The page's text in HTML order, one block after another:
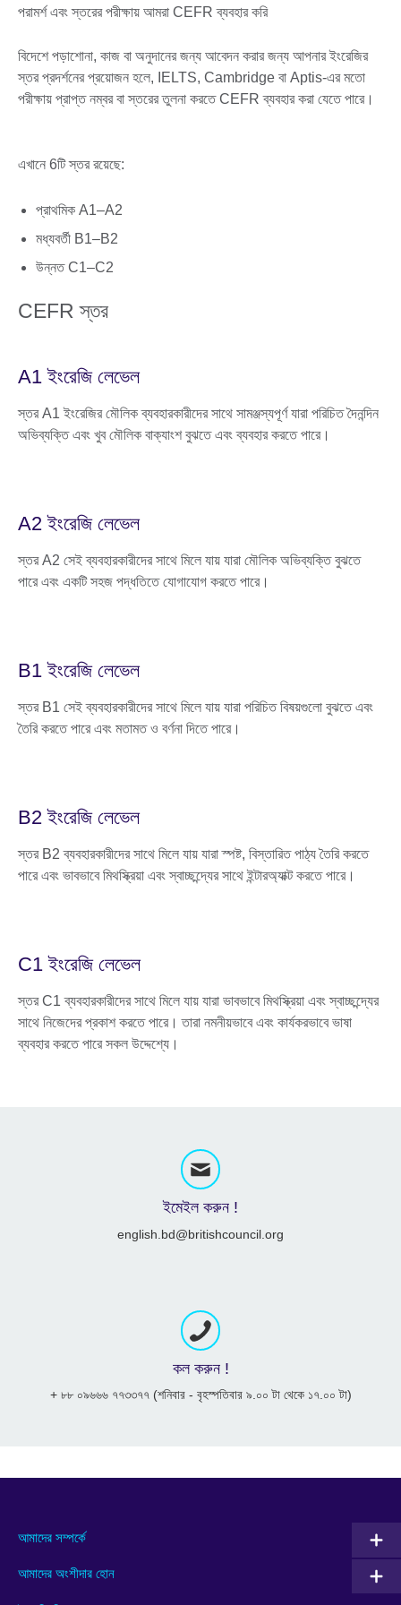
পরামর্শ এবং স্তরের পরীক্ষায় আমরা CEFR ব্যবহার করি
বিদেশে পড়াশোনা, কাজ বা অনুদানের জন্য আবেদন করার জন্য আপনার ইংরেজির
স্তর প্রদর্শনের প্রয়োজন হলে, IELTS, Cambridge বা Aptis-এর মতো
পরীক্ষায় প্রাপ্ত নম্বর বা স্তরের তুলনা করতে CEFR ব্যবহার করা যেতে পারে।
এখানে 6টি স্তর রয়েছে:
প্রাথমিক A1–A2
মধ্যবর্তী B1–B2
উন্নত C1–C2
CEFR স্তর
A1 ইংরেজি লেভেল
স্তর A1 ইংরেজির মৌলিক ব্যবহারকারীদের সাথে সামঞ্জস্যপূর্ণ যারা পরিচিত দৈনন্দিন
অভিব্যক্তি এবং খুব মৌলিক বাক্যাংশ বুঝতে এবং ব্যবহার করতে পারে।
A2 ইংরেজি লেভেল
স্তর A2 সেই ব্যবহারকারীদের সাথে মিলে যায় যারা মৌলিক অভিব্যক্তি বুঝতে
পারে এবং একটি সহজ পদ্ধতিতে যোগাযোগ করতে পারে।
B1 ইংরেজি লেভেল
স্তর B1 সেই ব্যবহারকারীদের সাথে মিলে যায় যারা পরিচিত বিষয়গুলো বুঝতে এবং
তৈরি করতে পারে এবং মতামত ও বর্ণনা দিতে পারে।
B2 ইংরেজি লেভেল
স্তর B2 ব্যবহারকারীদের সাথে মিলে যায় যারা স্পষ্ট, বিস্তারিত পাঠ্য তৈরি করতে
পারে এবং ভাবভাবে মিথস্ক্রিয়া এবং স্বাচ্ছন্দ্যের সাথে ইন্টারঅ্যাক্ট করতে পারে।
C1 ইংরেজি লেভেল
স্তর C1 ব্যবহারকারীদের সাথে মিলে যায় যারা ভাবভাবে মিথস্ক্রিয়া এবং স্বাচ্ছন্দ্যের
সাথে নিজেদের প্রকাশ করতে পারে। তারা নমনীয়ভাবে এবং কার্যকরভাবে ভাষা
ব্যবহার করতে পারে সকল উদ্দেশ্যে।
ইমেইল করুন !
english.bd@britishcouncil.org
কল করুন !
+ ৮৮ ০৯৬৬৬ ৭৭৩৩৭৭ (শনিবার - বৃহস্পতিবার ৯.০০ টা থেকে ১৭.০০ টা)
আমাদের সম্পর্কে
আমাদের অংশীদার হোন